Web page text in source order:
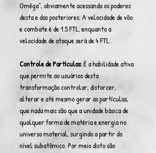
Omêga", obviamente acessando os poderes
desta e das posteriores. A velocidade de vôo
e combate é de 1.5 FTL, enquanto a
velocidade de ataque será de 4 FTL.
Controle de Partículas:É a habilidade ativa
que permite ao usuários desta
transformação controlar, distorcer,
alterar e até mesmo gerar as partículas,
que nada mais são que a unidade básica de
qualquer forma de matéria e energia no
universo material, surgindo a partir do
nível subatômico. Por meio disto são